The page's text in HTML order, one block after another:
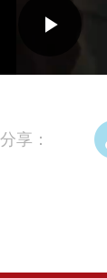
Play
分享：